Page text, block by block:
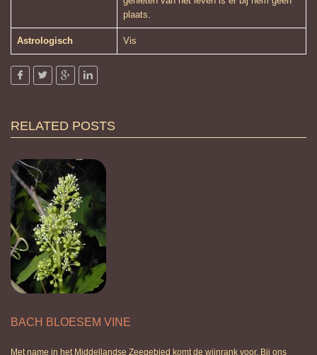
plaats.
Astrologisch Vis
RELATED POSTS
BACH BLOESEM VINE
Met name in het Middellandse Zeegebied komt de wijnrank voor. Bij ons